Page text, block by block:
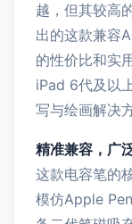
越，但其较高
出的这款兼容
的性价比和实
iPad 6代及以
写与绘画解决方
精准兼容，广
这款电容笔的
模仿Apple